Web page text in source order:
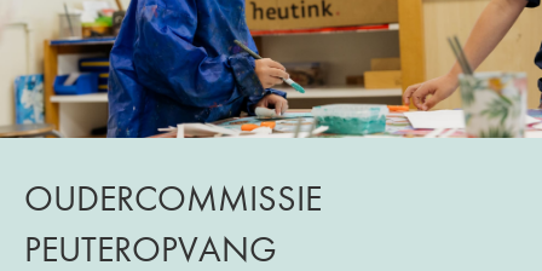
OUDERCOMMISSIE
PEUTEROPVANG